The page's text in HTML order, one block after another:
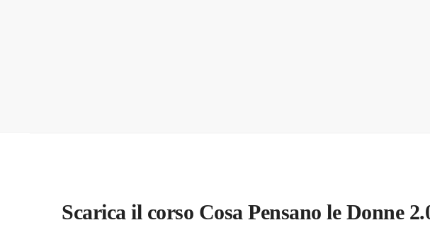
Scarica il corso Cosa Pensano le Donne